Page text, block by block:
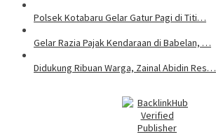
Polsek Kotabaru Gelar Gatur Pagi di Titi…
Gelar Razia Pajak Kendaraan di Babelan, …
Didukung Ribuan Warga, Zainal Abidin Res…